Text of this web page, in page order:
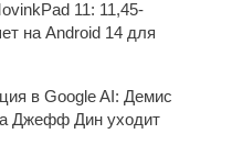
11: 11,45-
на Android 14 для
в Google AI: Демис
Джефф Дин уходит